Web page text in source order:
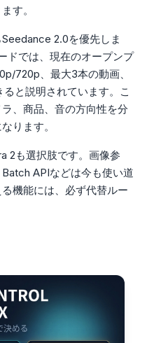
す。
2.0を優先しま
ドでは、現在のオープンプ
720p、最大3本の動画、
と説明されています。こ
、商品、音の方向性を分
ります。
2も選択肢です。画像参
APIなどは今も使い道
機能には、必ず代替ルー